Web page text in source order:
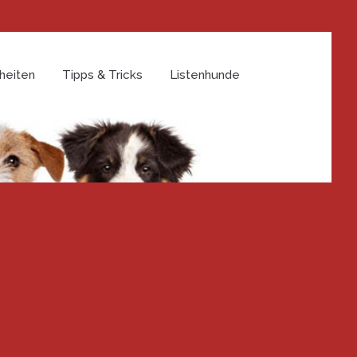
Tipps & Tricks Listenhunde